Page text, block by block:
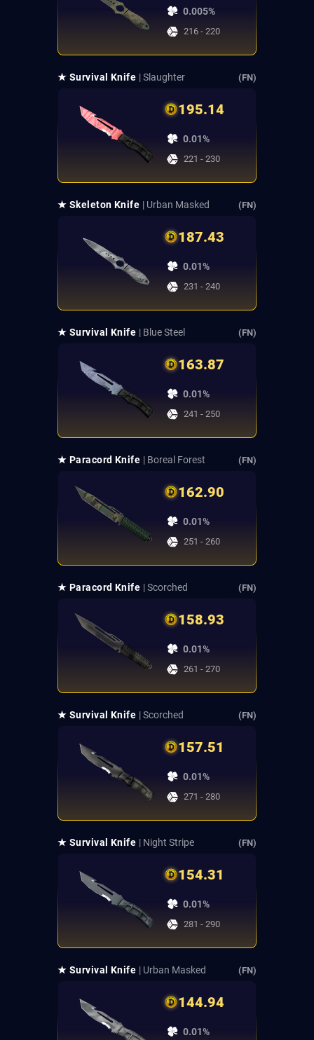
0.005%
216 - 220
★ Survival Knife | Slaughter (FN)
195.14
0.01%
221 - 230
★ Skeleton Knife | Urban Masked (FN)
187.43
0.01%
231 - 240
★ Survival Knife | Blue Steel (FN)
163.87
0.01%
241 - 250
★ Paracord Knife | Boreal Forest (FN)
162.90
0.01%
251 - 260
★ Paracord Knife | Scorched (FN)
158.93
0.01%
261 - 270
★ Survival Knife | Scorched (FN)
157.51
0.01%
271 - 280
★ Survival Knife | Night Stripe (FN)
154.31
0.01%
281 - 290
★ Survival Knife | Urban Masked (FN)
144.94
0.01%